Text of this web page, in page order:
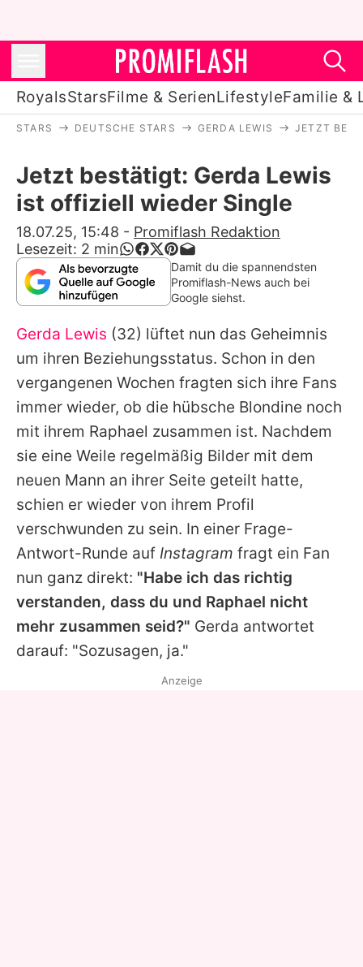
RoyalsStarsFilme & SerienLifestyleFamilie &
Stars
Filme & Serien
Lifestyle
Familie & Liebe
Alle Themen auf Promiflash
Jobs
App runterladen
Team
Redaktionelle Richtlinien
Impressum
Datenschutzerklärung
Nutzungsbedingungen
Utiq verwalten
STARS DEUTSCHE STARS GERDA LEWIS JETZT
Jetzt bestätigt: Gerda Lewis
ist offiziell wieder Single
18.07.25, 15:48 - Promiflash Redaktion
Lesezeit: 2 min
Damit du die spannendsten
Promiflash-News auch bei
Google siehst.
Gerda Lewis (32) lüftet nun das Geheimnis
um ihren Beziehungsstatus. Schon in den
vergangenen Wochen fragten sich ihre Fans
immer wieder, ob die hübsche Blondine noch
mit ihrem Raphael zusammen ist. Nachdem
sie eine Weile regelmäßig Bilder mit dem
neuen Mann an ihrer Seite geteilt hatte,
schien er wieder von ihrem Profil
verschwunden zu sein. In einer Frage-
Antwort-Runde auf Instagram fragt ein Fan
nun ganz direkt: "Habe ich das richtig
verstanden, dass du und Raphael nicht
mehr zusammen seid?" Gerda antwortet
darauf: "Sozusagen, ja."
Anzeige